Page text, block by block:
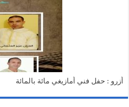
أزرو : حفل فني أمازيغي مائة بالمائة